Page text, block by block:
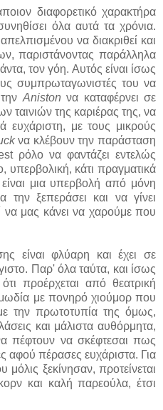
διαφορετικό χαρακτήρα
όλα αυτά τα χρόνια.
να διακριθεί και
παριστάνοντας παράλληλα
τον γόη. Αυτός είναι ίσως
συμπρωταγωνιστές του να
Anistonνα καταφέρνει σε
ταινιών της καριέρας της, να
ευχάριστη, με τους μικρούς
να κλέβουν την παράσταση
ρόλο να φαντάζει εντελώς
υπερβολική, κάτι πραγματικά
μια υπερβολή από μόνη
την ξεπεράσει και να γίνει
να μας κάνει να χαρούμε που
είναι φλύαρη και έχει σε
Παρ' όλα ταύτα, και ίσως
προέρχεται από θεατρική
με πονηρό χιούμορ που
την πρωτοτυπία της όμως,
και μάλιστα αυθόρμητα,
πέφτουν να σκέφτεσαι πως
πέρασες ευχάριστα. Για
ξεκίνησαν, προτείνεται
και καλή παρεούλα, έτσι